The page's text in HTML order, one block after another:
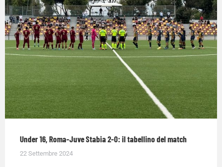
Under 16, Roma-Juve Stabia 2-0: il tabellino del match
22 Settembre 2024